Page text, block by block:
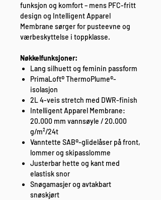
funksjon og komfort – mens PFC-fritt
design og Intelligent Apparel
Membrane sørger for pusteevne og
værbeskyttelse i toppklasse.
Nøkkelfunksjoner:
Lang silhuett og feminin passform
PrimaLoft® ThermoPlume®-
isolasjon
2L 4-veis stretch med DWR-finish
Intelligent Apparel Membrane:
20.000 mm vannsøyle / 20.000
g/m²/24t
Vanntette SAB®-glidelåser på front,
lommer og skipasslomme
Justerbar hette og kant med
elastisk snor
Snøgamasjer og avtakbart
snøskjørt